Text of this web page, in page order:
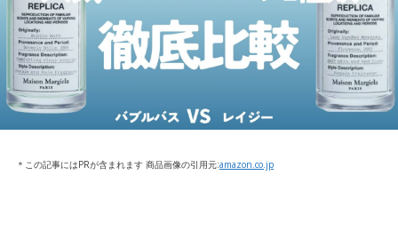
＊この記事にはPRが含まれます 商品画像の引用元:amazon.co.jp